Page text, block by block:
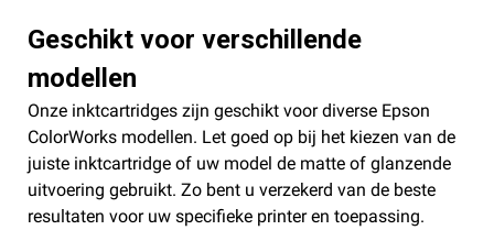
Geschikt voor verschillende
modellen
Onze inktcartridges zijn geschikt voor diverse Epson
ColorWorks modellen. Let goed op bij het kiezen van de
juiste inktcartridge of uw model de matte of glanzende
uitvoering gebruikt. Zo bent u verzekerd van de beste
resultaten voor uw specifieke printer en toepassing.